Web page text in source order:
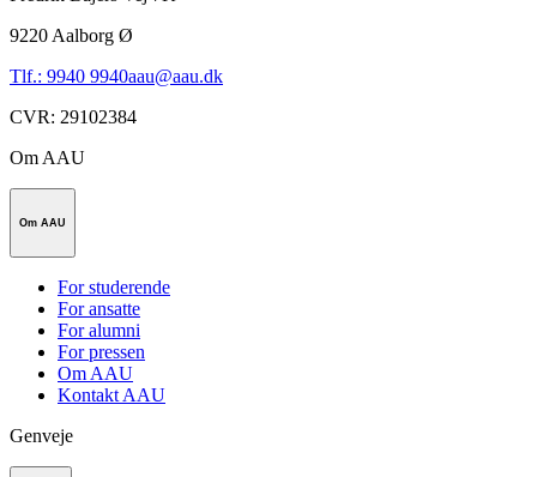
9220 Aalborg Ø
Tlf.: 9940 9940aau@aau.dk
CVR: 29102384
Om AAU
Om AAU
For studerende
For ansatte
For alumni
For pressen
Om AAU
Kontakt AAU
Genveje